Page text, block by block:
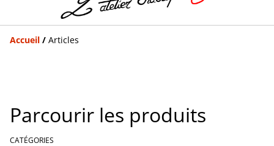
Accueil / Articles
Parcourir les produits
CATÉGORIES